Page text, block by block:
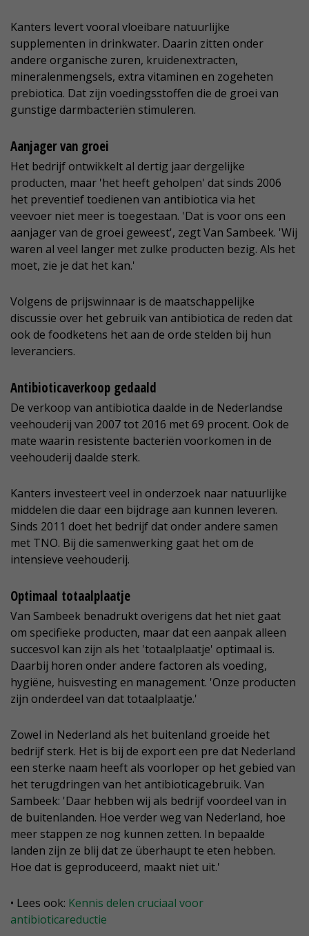
Kanters levert vooral vloeibare natuurlijke
supplementen in drinkwater. Daarin zitten onder
andere organische zuren, kruidenextracten,
mineralenmengsels, extra vitaminen en zogeheten
prebiotica. Dat zijn voedingsstoffen die de groei van
gunstige darmbacteriën stimuleren.
Aanjager van groei
Het bedrijf ontwikkelt al dertig jaar dergelijke
producten, maar 'het heeft geholpen' dat sinds 2006
het preventief toedienen van antibiotica via het
veevoer niet meer is toegestaan. 'Dat is voor ons een
aanjager van de groei geweest', zegt Van Sambeek. 'Wij
waren al veel langer met zulke producten bezig. Als het
moet, zie je dat het kan.'
Volgens de prijswinnaar is de maatschappelijke
discussie over het gebruik van antibiotica de reden dat
ook de foodketens het aan de orde stelden bij hun
leveranciers.
Antibioticaverkoop gedaald
De verkoop van antibiotica daalde in de Nederlandse
veehouderij van 2007 tot 2016 met 69 procent. Ook de
mate waarin resistente bacteriën voorkomen in de
veehouderij daalde sterk.
Kanters investeert veel in onderzoek naar natuurlijke
middelen die daar een bijdrage aan kunnen leveren.
Sinds 2011 doet het bedrijf dat onder andere samen
met TNO. Bij die samenwerking gaat het om de
intensieve veehouderij.
Optimaal totaalplaatje
Van Sambeek benadrukt overigens dat het niet gaat
om specifieke producten, maar dat een aanpak alleen
succesvol kan zijn als het 'totaalplaatje' optimaal is.
Daarbij horen onder andere factoren als voeding,
hygiëne, huisvesting en management. 'Onze producten
zijn onderdeel van dat totaalplaatje.'
Zowel in Nederland als het buitenland groeide het
bedrijf sterk. Het is bij de export een pre dat Nederland
een sterke naam heeft als voorloper op het gebied van
het terugdringen van het antibioticagebruik. Van
Sambeek: 'Daar hebben wij als bedrijf voordeel van in
de buitenlanden. Hoe verder weg van Nederland, hoe
meer stappen ze nog kunnen zetten. In bepaalde
landen zijn ze blij dat ze überhaupt te eten hebben.
Hoe dat is geproduceerd, maakt niet uit.'
• Lees ook: Kennis delen cruciaal voor
antibioticareductie